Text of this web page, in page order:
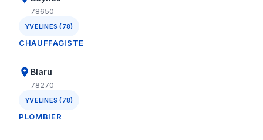
78650
YVELINES (78)
CHAUFFAGISTE
Blaru
78270
YVELINES (78)
PLOMBIER